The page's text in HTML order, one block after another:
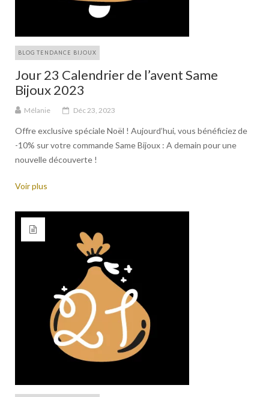
BLOG TENDANCE BIJOUX
Jour 23 Calendrier de l’avent Same
Bijoux 2023
Mélanie Déc 23, 2023
Offre exclusive spéciale Noël ! Aujourd’hui, vous bénéficiez de
-10% sur votre commande Same Bijoux : A demain pour une
nouvelle découverte !
Voir plus